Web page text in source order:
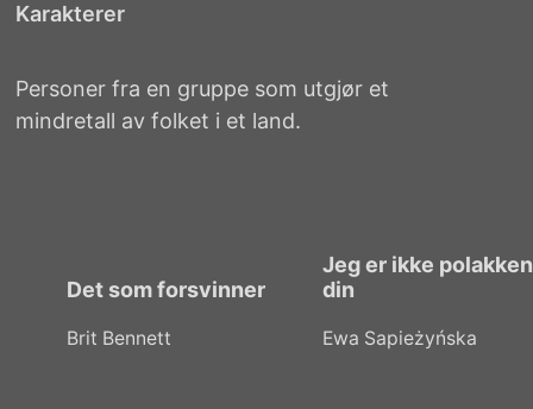
Karakterer
Personer fra en gruppe som utgjør et
mindretall av folket i et land.
Det som forsvinner
Brit Bennett
Jeg er ikke polakken
din
Ewa Sapieżyńska